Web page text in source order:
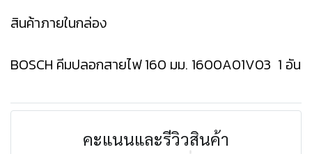
สินค้าภายในกล่อง
BOSCH คีมปลอกสายไฟ 160 มม. 1600A01V03 1 อัน
คะแนนและรีวิวสินค้า